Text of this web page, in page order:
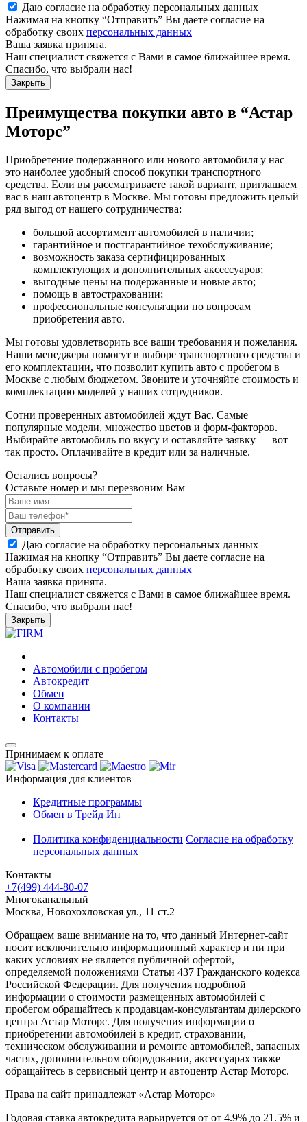
Даю согласие на обработку персональных данных
Нажимая на кнопку “Отправить” Вы даете согласие на
обработку своих персональных данных
Ваша заявка принята.
Наш специалист свяжется с Вами в самое ближайшее время.
Спасибо, что выбрали нас!
Закрыть
Преимущества покупки авто в “Астар
Моторс”
Приобретение подержанного или нового автомобиля у нас –
это наиболее удобный способ покупки транспортного
средства. Если вы рассматриваете такой вариант, приглашаем
вас в наш автоцентр в Москве. Мы готовы предложить целый
ряд выгод от нашего сотрудничества:
большой ассортимент автомобилей в наличии;
гарантийное и постгарантийное техобслуживание;
возможность заказа сертифицированных
комплектующих и дополнительных аксессуаров;
выгодные цены на подержанные и новые авто;
помощь в автостраховании;
профессиональные консультации по вопросам
приобретения авто.
Мы готовы удовлетворить все ваши требования и пожелания.
Наши менеджеры помогут в выборе транспортного средства и
его комплектации, что позволит купить авто с пробегом в
Москве с любым бюджетом. Звоните и уточняйте стоимость и
комплектацию моделей у наших сотрудников.
Сотни проверенных автомобилей ждут Вас. Самые
популярные модели, множество цветов и форм-факторов.
Выбирайте автомобиль по вкусу и оставляйте заявку — вот
так просто. Оплачивайте в кредит или за наличные.
Остались вопросы?
Оставьте номер и мы перезвоним Вам
Отправить
Даю согласие на обработку персональных данных
Нажимая на кнопку “Отправить” Вы даете согласие на
обработку своих персональных данных
Ваша заявка принята.
Наш специалист свяжется с Вами в самое ближайшее время.
Спасибо, что выбрали нас!
Закрыть
Автомобили с пробегом
Автокредит
Обмен
О компании
Контакты
Принимаем к оплате
Информация для клиентов
Кредитные программы
Обмен в Трейд Ин
Политика конфиденциальности Согласие на обработку
персональных данных
Контакты
+7(499) 444-80-07
Многоканальный
Москва, Новохохловская ул., 11 ст.2
Обращаем ваше внимание на то, что данный Интернет-сайт
носит исключительно информационный характер и ни при
каких условиях не является публичной офертой,
определяемой положениями Статьи 437 Гражданского кодекса
Российской Федерации. Для получения подробной
информации о стоимости размещенных автомобилей с
пробегом обращайтесь к продавцам-консультантам дилерского
центра Астар Моторс. Для получения информации о
приобретении автомобилей в кредит, страховании,
техническом обслуживании и ремонте автомобилей, запасных
частях, дополнительном оборудовании, аксессуарах также
обращайтесь в сервисный центр и автоцентр Астар Моторс.
Права на сайт принадлежат «Астар Моторс»
Годовая ставка автокредита варьируется от от 4.9% до 21.5% и